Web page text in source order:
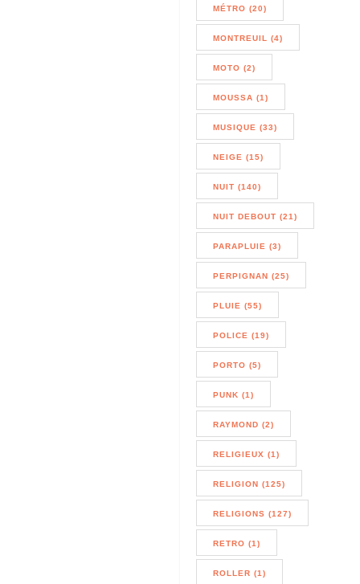
MÉTRO (20)
MONTREUIL (4)
MOTO (2)
MOUSSA (1)
MUSIQUE (33)
NEIGE (15)
NUIT (140)
NUIT DEBOUT (21)
PARAPLUIE (3)
PERPIGNAN (25)
PLUIE (55)
POLICE (19)
PORTO (5)
PUNK (1)
RAYMOND (2)
RELIGIEUX (1)
RELIGION (125)
RELIGIONS (127)
RETRO (1)
ROLLER (1)